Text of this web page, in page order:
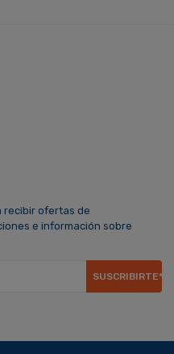
recibir ofertas de
e información sobre
SUSCRIBIRTE*